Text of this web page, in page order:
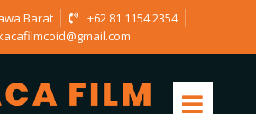
Barat
+62 81 1154 2354